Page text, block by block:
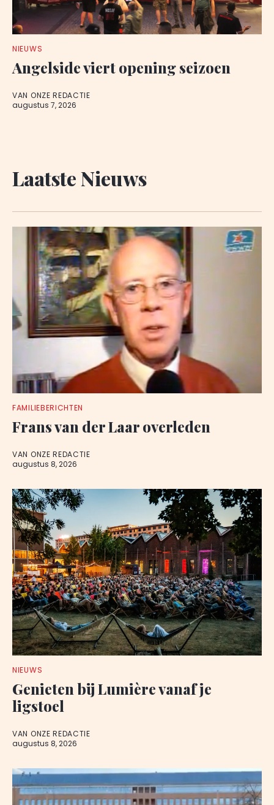
NIEUWS
Angelside viert opening seizoen
VAN ONZE REDACTIE
augustus 7, 2026
Laatste Nieuws
FAMILIEBERICHTEN
Frans van der Laar overleden
VAN ONZE REDACTIE
augustus 8, 2026
NIEUWS
Genieten bij Lumière vanaf je
ligstoel
VAN ONZE REDACTIE
augustus 8, 2026